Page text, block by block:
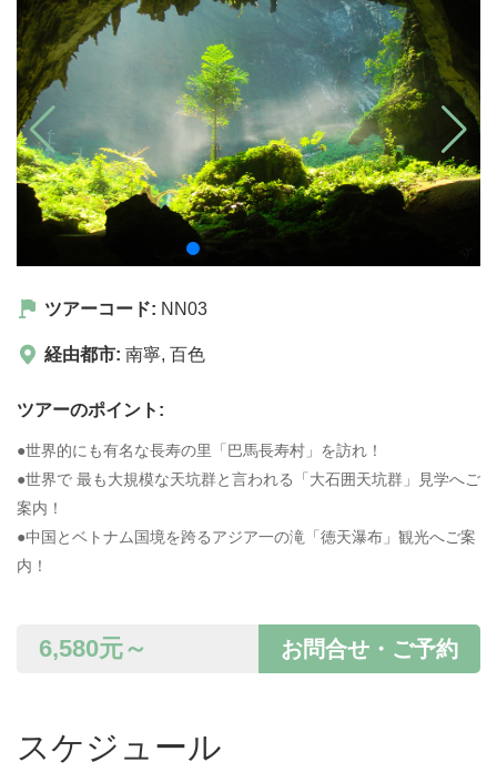
ツアーコード: NN03
経由都市: 南寧, 百色
ツアーのポイント:
●世界的にも有名な長寿の里「巴馬長寿村」を訪れ！
●世界で 最も大規模な天坑群と言われる「大石囲天坑群」見学へご
案内！
●中国とベトナム国境を跨るアジア一の滝「徳天瀑布」観光へご案
内！
お問合せ・ご予約
6,580元～
スケジュール